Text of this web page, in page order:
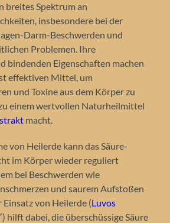
breites Spektrum an
insbesondere bei der
Darm-Beschwerden und
Problemen. Ihre
bindenden Eigenschaften machen
effektiven Mittel, um
und Toxine aus dem Körper zu
einem wertvollen Naturheilmittel
macht.
von Heilerde kann das Säure-
im Körper wieder reguliert
bei Beschwerden wie
und saurem Aufstoßen
von Heilerde (Luvos
) hilft dabei, die überschüssige Säure